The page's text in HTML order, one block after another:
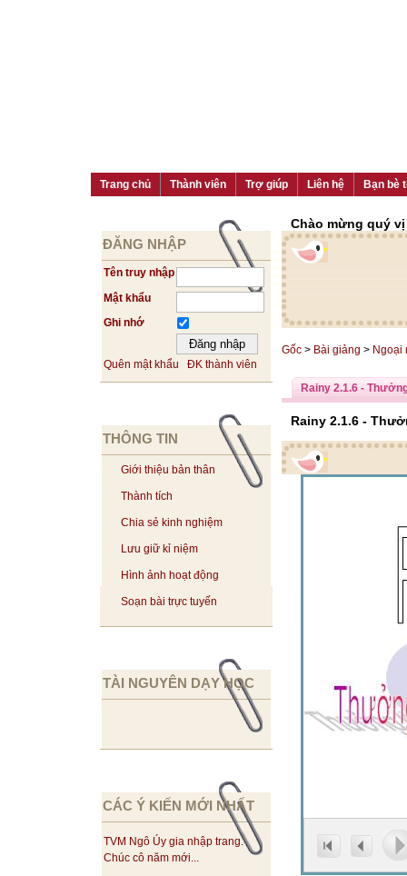
Trang chủ Thành viên Trợ giúp Liên hệ Bạn bè
ĐĂNG NHẬP
Tên truy nhập
Mật khẩu
Ghi nhớ
Quên mật khẩu ĐK thành viên
THÔNG TIN
Giới thiệu bản thân
Thành tích
Chia sẻ kinh nghiệm
Lưu giữ kỉ niệm
Hình ảnh hoạt động
Soạn bài trực tuyến
TÀI NGUYÊN DẠY HỌC
CÁC Ý KIẾN MỚI NHẤT
TVM Ngô Úy gia nhập trang.
Chúc cô năm mới...
Chào mừng quý
Gốc > Bài giảng > Ngoại
Rainy 2.1.6 -
Rainy 2.1.6 -